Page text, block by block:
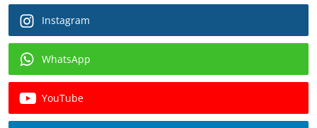
Instagram
WhatsApp
YouTube